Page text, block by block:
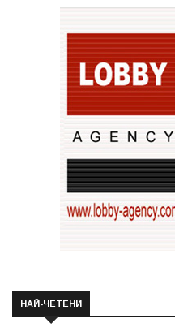
НАЙ-ЧЕТЕНИ